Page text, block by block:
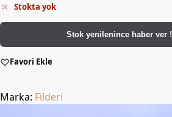
Stokta yok
Stok yenilenince haber ver !
Favori Ekle
Marka: Filderi